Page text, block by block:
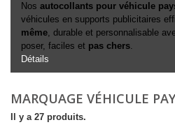
Nos autocollants pour véhicule
véhicules en supports publicitaires
même, durable et personnalisable
poser, faciles et pas chers.
Détails
MARQUAGE VÉHICULE
Il y a 27 produits.